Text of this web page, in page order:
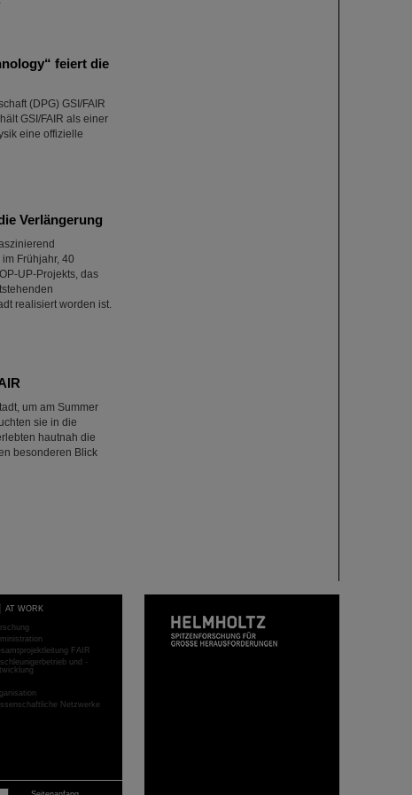
feiert die
(DPG) GSI/FAIR
GSI/FAIR als einer
eine offizielle
Verlängerung
Frühjahr, 40
UP-Projekts, das
realisiert worden ist.
um am Summer
sie in die
hautnah die
besonderen Blick
AT WORK
FAIR
und -
Netzwerke